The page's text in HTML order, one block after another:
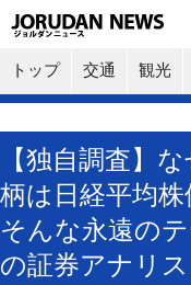
トップ 交通 観光
【独自調査】
柄は日経平均
そんな永遠の
の証券アナリ